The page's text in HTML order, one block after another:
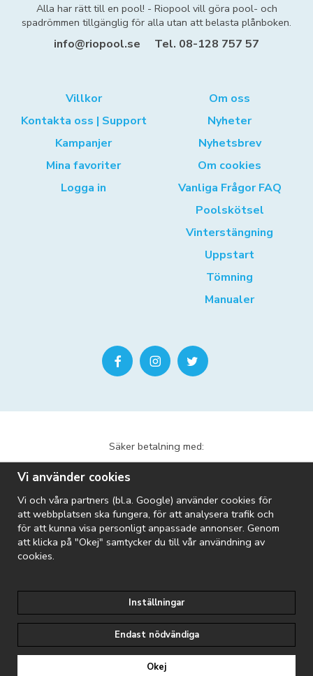
Alla har rätt till en pool! - Riopool vill göra pool- och
spadrömmen tillgänglig för alla utan att belasta plånboken.
info@riopool.se Tel. 08-128 757 57
Villkor
Kontakta oss | Support
Kampanjer
Mina favoriter
Logga in
Om oss
Nyheter
Nyhetsbrev
Om cookies
Vanliga Frågor FAQ
Poolskötsel
Vinterstängning
Uppstart
Tömning
Manualer
Säker betalning med:
Vi skickar med:
Riopool är en del av Folkpool-koncernen:
Sveriges största pool- & spaleverantör Fynda märkesspabad
Vi använder cookies
Vi och våra partners (bl.a. Google) använder cookies för
att webbplatsen ska fungera, för att analysera trafik och
för att kunna visa personligt anpassade annonser. Genom
att klicka på "Okej" samtycker du till vår användning av
cookies.
Inställningar
Endast nödvändiga
Okej